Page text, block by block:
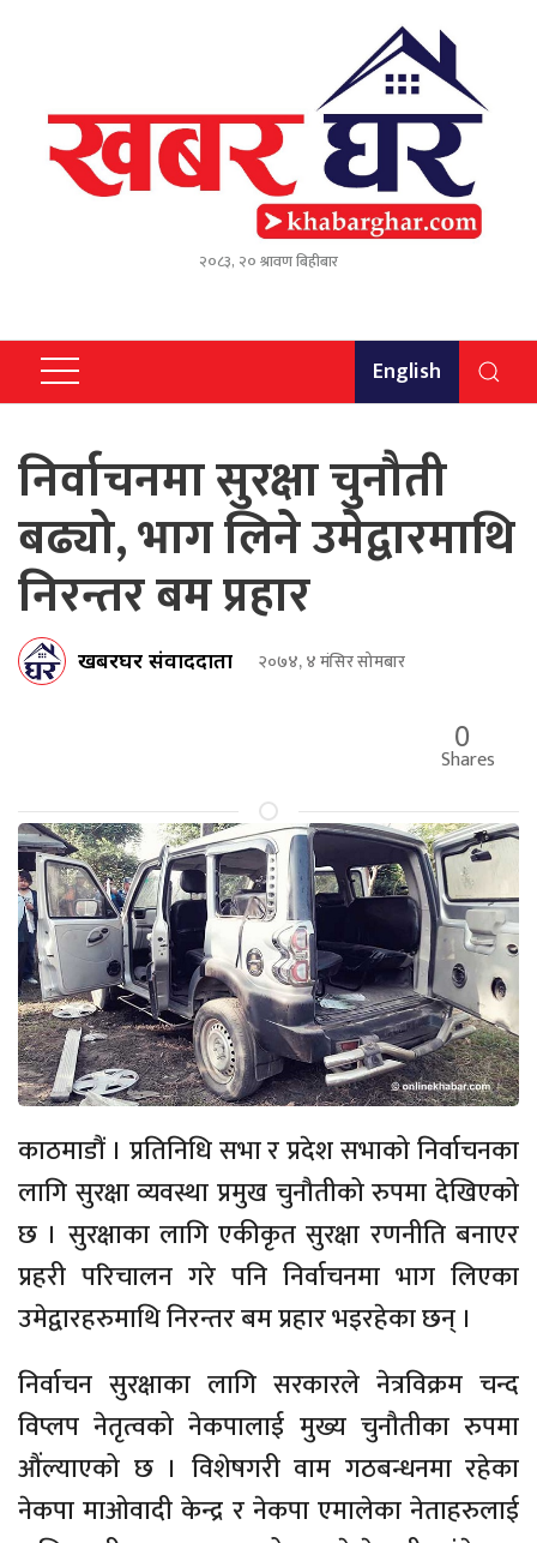
२०८३, २० श्रावण बिहीबार
English
निर्वाचनमा सुरक्षा चुनौती
बढ्यो, भाग लिने उमेद्वारमाथि
निरन्तर बम प्रहार
खबरघर संवाददाता २०७४, ४ मंसिर सोमबार
0
Shares
काठमाडौं । प्रतिनिधि सभा र प्रदेश सभाको निर्वाचनका
लागि सुरक्षा व्यवस्था प्रमुख चुनौतीको रुपमा देखिएको
छ । सुरक्षाका लागि एकीकृत सुरक्षा रणनीति बनाएर
प्रहरी परिचालन गरे पनि निर्वाचनमा भाग लिएका
उमेद्वारहरुमाथि निरन्तर बम प्रहार भइरहेका छन् ।
निर्वाचन सुरक्षाका लागि सरकारले नेत्रविक्रम चन्द
विप्लप नेतृत्वको नेकपालाई मुख्य चुनौतीका रुपमा
औंल्याएको छ । विशेषगरी वाम गठबन्धनमा रहेका
नेकपा माओवादी केन्द्र र नेकपा एमालेका नेताहरुलाई